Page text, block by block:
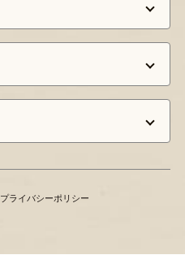
プライバシーポリシー